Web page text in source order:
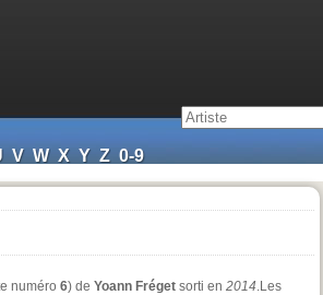
V W X Y Z 0-9
numéro 6) de Yoann Fréget sorti en 2014.Les